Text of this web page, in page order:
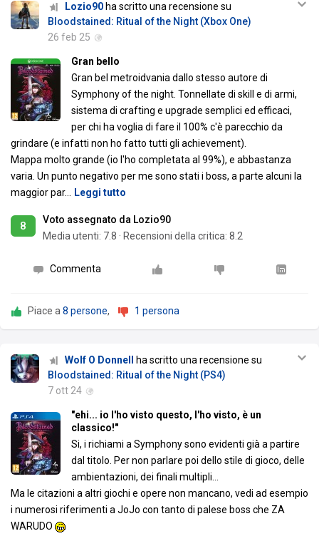
Lozio90 ha scritto una recensione su
Bloodstained: Ritual of the Night (Xbox One)
26 feb 25
Gran bello
Gran bel metroidvania dallo stesso autore di
Symphony of the night. Tonnellate di skill e di armi,
sistema di crafting e upgrade semplici ed efficaci,
per chi ha voglia di fare il 100% c'è parecchio da
grindare (e infatti non ho fatto tutti gli achievement).
Mappa molto grande (io l'ho completata al 99%), e abbastanza
varia. Un punto negativo per me sono stati i boss, a parte alcuni la
maggior par… Leggi tutto
8
Voto assegnato da Lozio90
Media utenti: 7.8 · Recensioni della critica: 8.2
Commenta
Piace a8 persone, 1 persona
Wolf O Donnell
ha scritto una recensione su
Bloodstained: Ritual of the Night (PS4)
7 ott 24
"ehi... io l'ho visto questo, l'ho visto, è un
classico!"
Si, i richiami a Symphony sono evidenti già a partire
dal titolo. Per non parlare poi dello stile di gioco, delle
ambientazioni, dei finali multipli...
Ma le citazioni a altri giochi e opere non mancano, vedi ad esempio
i numerosi riferimenti a JoJo con tanto di palese boss che ZA
WARUDO